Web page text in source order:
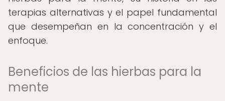
terapias alternativas y el papel fundamental
que desempeñan en la concentración y el
enfoque.
Beneficios de las hierbas para la
mente